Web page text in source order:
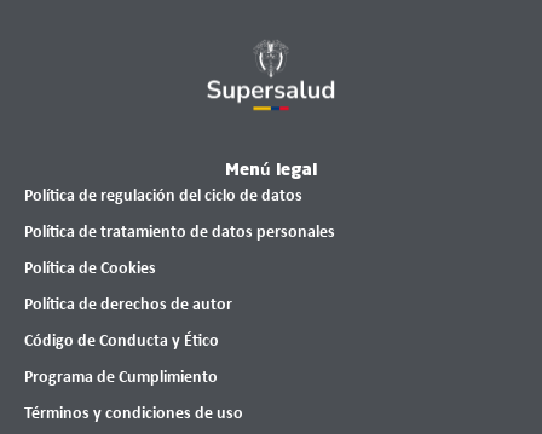
Menú legal
Política de regulación del ciclo de datos
Política de tratamiento de datos personales
Política de Cookies
Política de derechos de autor
Código de Conducta y Ético
Programa de Cumplimiento
Términos y condiciones de uso